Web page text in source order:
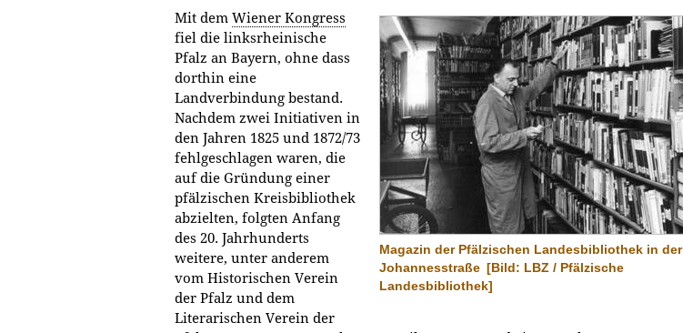
Magazin der Pfälzischen Landesbibliothek in der
Johannesstraße [Bild: LBZ / Pfälzische
Landesbibliothek]
Mit dem Wiener Kongress
fiel die linksrheinische
Pfalz an Bayern, ohne dass
dorthin eine
Landverbindung bestand.
Nachdem zwei Initiativen in
den Jahren 1825 und 1872/73
fehlgeschlagen waren, die
auf die Gründung einer
pfälzischen Kreisbibliothek
abzielten, folgten Anfang
des 20. Jahrhunderts
weitere, unter anderem
vom Historischen Verein
der Pfalz und dem
Literarischen Verein der